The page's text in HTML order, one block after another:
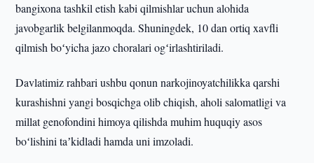
bangixona tashkil etish kabi qilmishlar uchun alohida
javobgarlik belgilanmoqda. Shuningdek, 10 dan ortiq xavfli
qilmish boʻyicha jazo choralari ogʻirlashtiriladi.
Davlatimiz rahbari ushbu qonun narkojinoyatchilikka qarshi
kurashishni yangi bosqichga olib chiqish, aholi salomatligi va
millat genofondini himoya qilishda muhim huquqiy asos
boʻlishini taʼkidladi hamda uni imzoladi.